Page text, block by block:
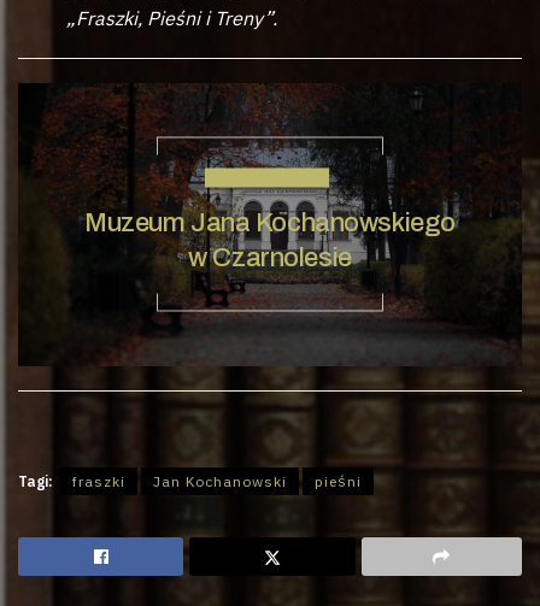
„Fraszki, Pieśni i Treny”.
Muzeum Jana Kochanowskiego
w Czarnolesie
Tagi: fraszki Jan Kochanowski pieśni